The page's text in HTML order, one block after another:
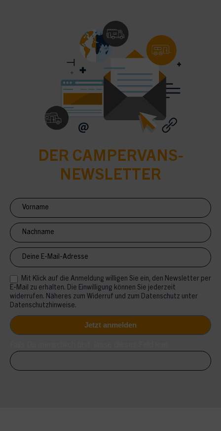
DER CAMPERVANS-
NEWSLETTER
Newsletter
Anmeldung
CV
Mit Klick auf die Anmeldung willigen Sie ein, den Newsletter per
E-Mail zu erhalten. Die Einwilligung können Sie jederzeit
widerrufen. Näheres zum Widerruf und zum Datenschutz unter
Datenschutzhinweise.